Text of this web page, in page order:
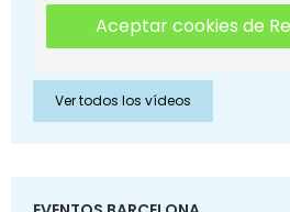
Aceptar cookies de
Ver todos los vídeos